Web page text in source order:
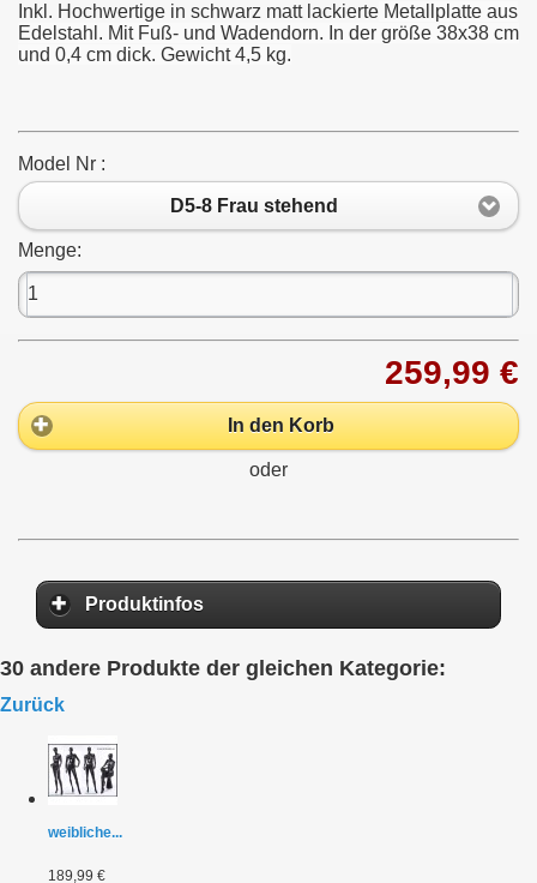
Inkl. Hochwertige in schwarz matt lackierte Metallplatte aus
Edelstahl. Mit Fuß- und Wadendorn. In der größe 38x38 cm
und 0,4 cm dick. Gewicht 4,5 kg.
Model Nr :
D5-8 Frau stehend
Menge:
259,99 €
In den Korb
oder
Produktinfos
30 andere Produkte der gleichen Kategorie:
Zurück
weibliche...
189,99 €